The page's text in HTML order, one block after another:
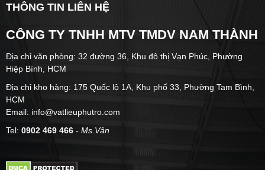
THÔNG TIN LIÊN HỆ
CÔNG TY TNHH MTV TMDV NAM THÀNH
Địa chỉ văn phòng: 32 đường 36, Khu đô thị Vạn Phúc, Phường
Hiệp Bình, HCM
Địa chỉ kho hàng: 175 Quốc lộ 1A, Khu phố 33, Phường Tam Bình,
HCM
Email: info@vatlieuphutro.com
Tel: 0902 469 466 - Ms.Vân